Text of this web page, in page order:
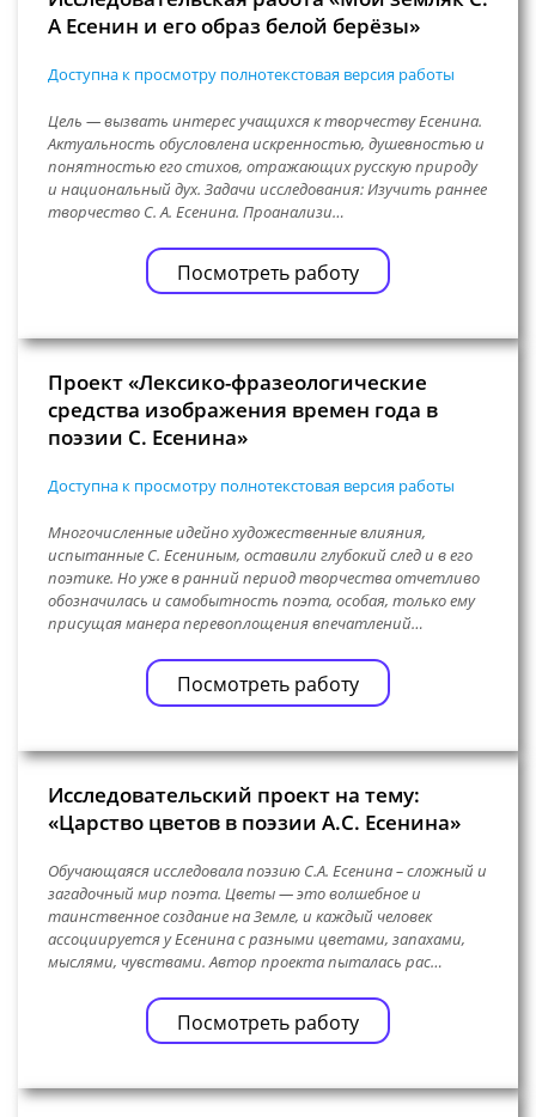
А Есенин и его образ белой берёзы»
Доступна к просмотру полнотекстовая версия работы
Цель — вызвать интерес учащихся к творчеству Есенина.
Актуальность обусловлена искренностью, душевностью и
понятностью его стихов, отражающих русскую природу
и национальный дух. Задачи исследования: Изучить раннее
творчество С. А. Есенина. Проанализи…
Посмотреть работу
Проект «Лексико-фразеологические
средства изображения времен года в
поэзии С. Есенина»
Доступна к просмотру полнотекстовая версия работы
Многочисленные идейно художественные влияния,
испытанные С. Есениным, оставили глубокий след и в его
поэтике. Но уже в ранний период творчества отчетливо
обозначилась и самобытность поэта, особая, только ему
присущая манера перевоплощения впечатлений…
Посмотреть работу
Исследовательский проект на тему:
«Царство цветов в поэзии А.С. Есенина»
Обучающаяся исследовала поэзию С.А. Есенина – сложный и
загадочный мир поэта. Цветы — это волшебное и
таинственное создание на Земле, и каждый человек
ассоциируется у Есенина с разными цветами, запахами,
мыслями, чувствами. Автор проекта пыталась рас…
Посмотреть работу